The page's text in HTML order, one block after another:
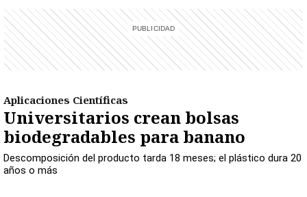
Aplicaciones Científicas
Universitarios crean bolsas
biodegradables para banano
Descomposición del producto tarda 18 meses; el plástico dura 20
años o más